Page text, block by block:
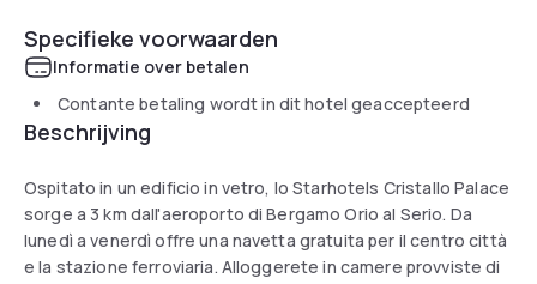
Specifieke voorwaarden
Informatie over betalen
Contante betaling wordt in dit hotel geaccepteerd
Beschrijving
Ospitato in un edificio in vetro, lo Starhotels Cristallo Palace
sorge a 3 km dall'aeroporto di Bergamo Orio al Serio. Da
lunedì a venerdì offre una navetta gratuita per il centro città
e la stazione ferroviaria. Alloggerete in camere provviste di